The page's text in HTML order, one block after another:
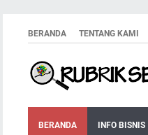
BERANDA TENTANG KAMI
BERANDA INFO BISNIS